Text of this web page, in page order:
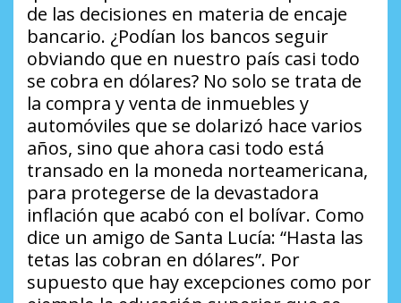
de las decisiones en materia de encaje
bancario. ¿Podían los bancos seguir
obviando que en nuestro país casi todo
se cobra en dólares? No solo se trata de
la compra y venta de inmuebles y
automóviles que se dolarizó hace varios
años, sino que ahora casi todo está
transado en la moneda norteamericana,
para protegerse de la devastadora
inflación que acabó con el bolívar. Como
dice un amigo de Santa Lucía: “Hasta las
tetas las cobran en dólares”. Por
supuesto que hay excepciones como por